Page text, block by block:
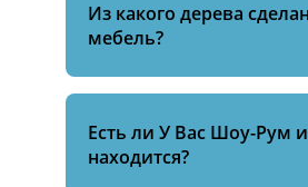
Из какого дерева
мебель?
Есть ли У Вас Шоу-Рум
находится?